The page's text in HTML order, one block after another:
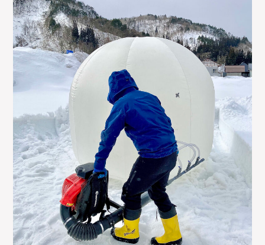
お隣さんの話
村暮らし・お手続き